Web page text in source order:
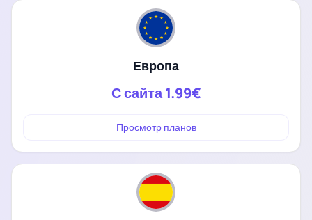
Европа
С сайта1.99€
Просмотр планов